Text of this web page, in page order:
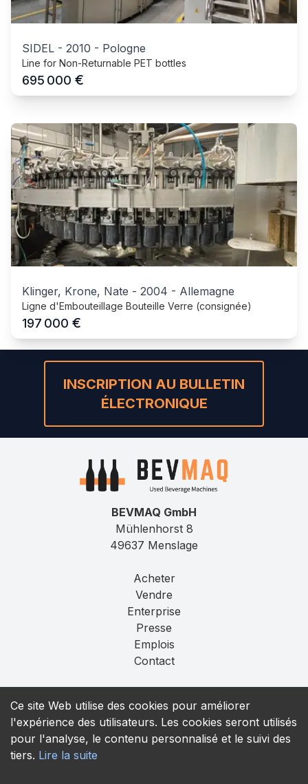
SIDEL - 2010 - Pologne
Line for Non-Returnable PET bottles
695 000 €
Klinger, Krone, Nate - 2004 - Allemagne
Ligne d'Embouteillage Bouteille Verre (consignée)
197 000 €
Ce site Web utilise des cookies pour améliorer
l'expérience des utilisateurs. Les cookies seront utilisés
pour l'analyse, le contenu personnalisé et le suivi des
tiers. Lire la suite
INSCRIPTION AU BULLETIN
ÉLECTRONIQUE
BEVMAQ GmbH
Mühlenhorst 8
49637 Menslage
Acheter
Vendre
Enterprise
Presse
Emplois
Contact
Confidentialité
T&C
contact@bevmaq.com